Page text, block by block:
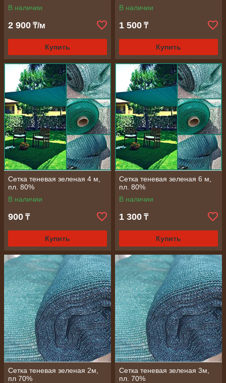
В наличии
2 900 ₸/м
Купить
В наличии
1 500 ₸
Купить
Сетка теневая зеленая 4 м,
пл. 80%
В наличии
900 ₸
Купить
Сетка теневая зеленая 6 м,
пл. 80%
В наличии
1 300 ₸
Купить
Сетка теневая зеленая 2м,
пл 70%
Сетка теневая зеленая 3м,
пл. 70%